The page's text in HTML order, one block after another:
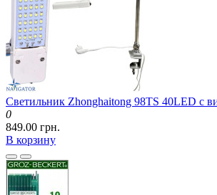
Светильник Zhonghaitong 98TS 40LED с
0
849.00 грн.
В корзину